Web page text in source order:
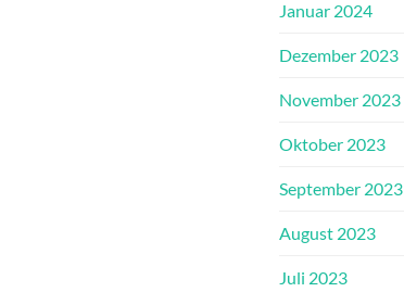
Januar 2024
Dezember 2023
November 2023
Oktober 2023
September 2023
August 2023
Juli 2023